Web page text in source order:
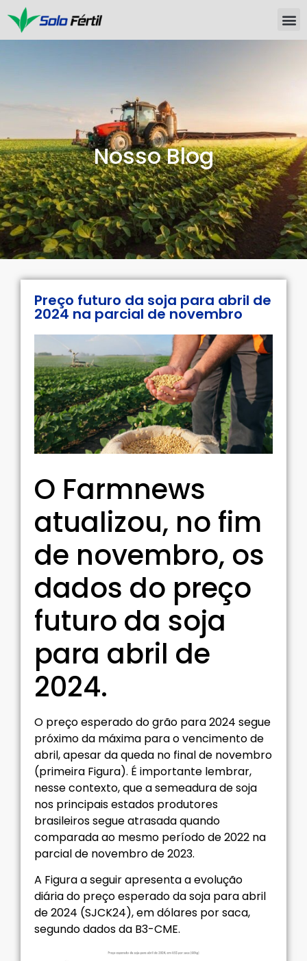
Nosso Blog
Preço futuro da soja para abril de
2024 na parcial de novembro
O Farmnews
atualizou, no fim
de novembro, os
dados do preço
futuro da soja
para abril de
2024.
O preço esperado do grão para 2024 segue
próximo da máxima para o vencimento de
abril, apesar da queda no final de novembro
(primeira Figura). É importante lembrar,
nesse contexto, que a semeadura de soja
nos principais estados produtores
brasileiros segue atrasada quando
comparada ao mesmo período de 2022 na
parcial de novembro de 2023.
A Figura a seguir apresenta a evolução
diária do preço esperado da soja para abril
de 2024 (SJCK24), em dólares por saca,
segundo dados da B3-CME.